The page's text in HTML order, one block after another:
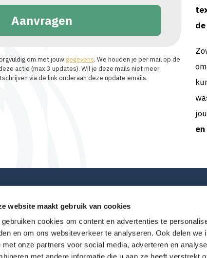
website maakt gebruik van cookies
gebruiken cookies om content en advertenties te
en om ons websiteverkeer te analyseren. Ook delen we
met onze partners voor social media, adverteren en
Aanvragen
om met jouw gegevens. We houden je per mail op de
actie (max 3 updates). Wil je deze mails niet meer
via de link onderaan deze update emails.